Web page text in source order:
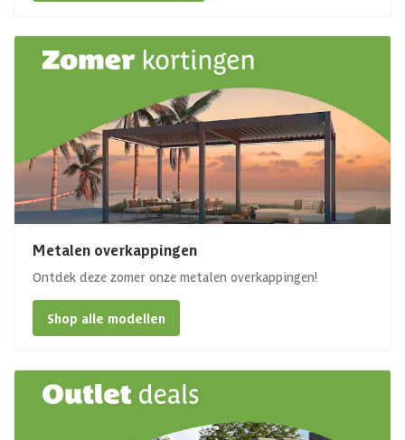
Metalen overkappingen
Ontdek deze zomer onze metalen overkappingen!
Shop alle modellen